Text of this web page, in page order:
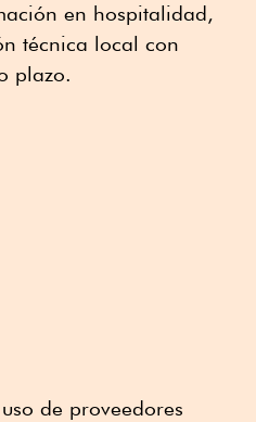
en hospitalidad,
técnica local con
plazo.
de proveedores